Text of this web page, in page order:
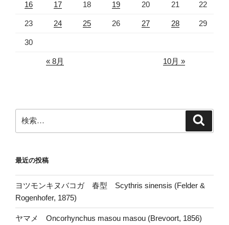
16 17 18 19 20 21 22
23 24 25 26 27 28 29
30
« 8月 10月 »
索:
最近の投稿
ヨツモンキヌバコガ 春型 Scythris sinensis (Felder &
Rogenhofer, 1875)
ヤマメ Oncorhynchus masou masou (Brevoort, 1856)